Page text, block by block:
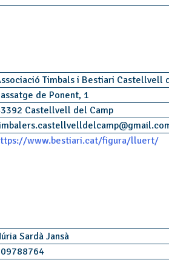
Timbals i Bestiari Castellvell
de Ponent, 1
Castellvell del Camp
@
www.bestiari.cat/figura/lluert/
Sardà Jansà